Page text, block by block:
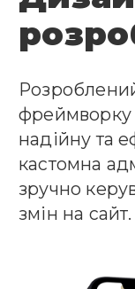
фреймворку
надійну та
кастомна
зручно
змін на сайт.